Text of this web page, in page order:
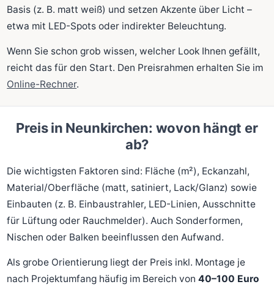
Basis (z. B. matt weiß) und setzen Akzente über Licht –
etwa mit LED-Spots oder indirekter Beleuchtung.
Wenn Sie schon grob wissen, welcher Look Ihnen gefällt,
reicht das für den Start. Den Preisrahmen erhalten Sie im
Online-Rechner.
Preis in Neunkirchen: wovon hängt er
ab?
Die wichtigsten Faktoren sind: Fläche (m²), Eckanzahl,
Material/Oberfläche (matt, satiniert, Lack/Glanz) sowie
Einbauten (z. B. Einbaustrahler, LED-Linien, Ausschnitte
für Lüftung oder Rauchmelder). Auch Sonderformen,
Nischen oder Balken beeinflussen den Aufwand.
Als grobe Orientierung liegt der Preis inkl. Montage je
nach Projektumfang häufig im Bereich von40–100 Euro